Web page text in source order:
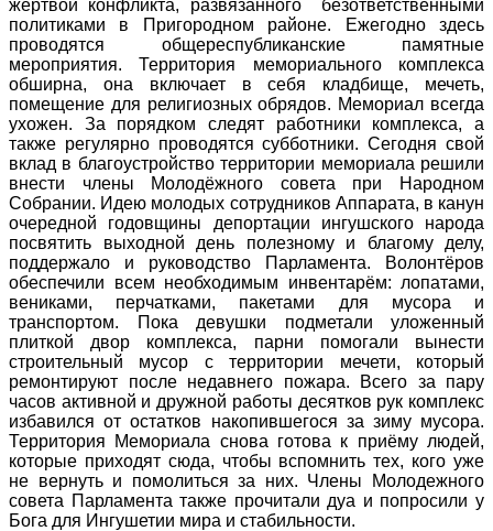
жертвой конфликта, развязанного безответственными
политиками в Пригородном районе. Ежегодно здесь
проводятся общереспубликанские памятные
мероприятия. Территория мемориального комплекса
обширна, она включает в себя кладбище, мечеть,
помещение для религиозных обрядов. Мемориал всегда
ухожен. За порядком следят работники комплекса, а
также регулярно проводятся субботники. Сегодня свой
вклад в благоустройство территории мемориала решили
внести члены Молодёжного совета при Народном
Собрании. Идею молодых сотрудников Аппарата, в канун
очередной годовщины депортации ингушского народа
посвятить выходной день полезному и благому делу,
поддержало и руководство Парламента. Волонтёров
обеспечили всем необходимым инвентарём: лопатами,
вениками, перчатками, пакетами для мусора и
транспортом. Пока девушки подметали уложенный
плиткой двор комплекса, парни помогали вынести
строительный мусор с территории мечети, который
ремонтируют после недавнего пожара. Всего за пару
часов активной и дружной работы десятков рук комплекс
избавился от остатков накопившегося за зиму мусора.
Территория Мемориала снова готова к приёму людей,
которые приходят сюда, чтобы вспомнить тех, кого уже
не вернуть и помолиться за них. Члены Молодежного
совета Парламента также прочитали дуа и попросили у
Бога для Ингушетии мира и стабильности.